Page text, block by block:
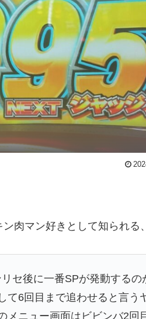
肉マン好きとして知られる
セ後に一番SPが発動するの
て6回目まで追わせると言う
メニュー画面はビビンバ2回